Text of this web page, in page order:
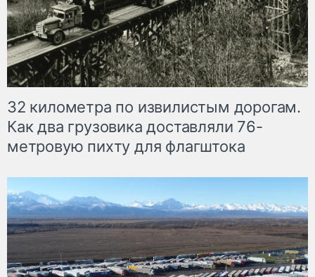
32 километра по извилистым дорогам.
Как два грузовика доставляли 76-
метровую пихту для флагштока